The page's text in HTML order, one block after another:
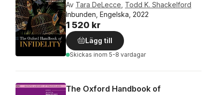
Av Tara DeLecce Todd K. Shackelford
Inbunden, Engelska, 2022
1 520 kr
Lägg till
Skickas inom 5-8 vardagar
The Oxford Handbook of